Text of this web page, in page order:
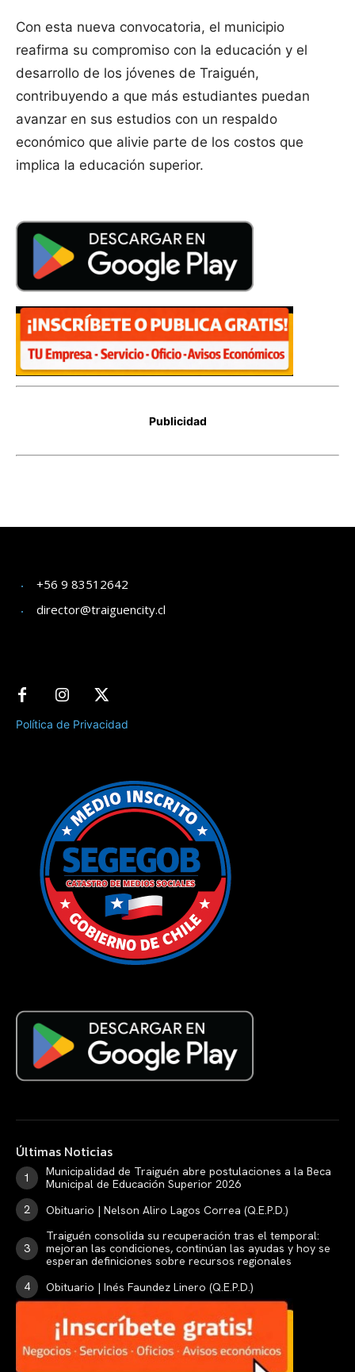
+56 9 83512642
director@traiguencity.cl
Política de Privacidad
Últimas Noticias
Municipalidad de Traiguén abre postulaciones a la Beca
Municipal de Educación Superior 2026
Obituario | Nelson Aliro Lagos Correa (Q.E.P.D.)
Traiguén consolida su recuperación tras el temporal:
mejoran las condiciones, continúan las ayudas y hoy se
esperan definiciones sobre recursos regionales
Obituario | Inés Faundez Linero (Q.E.P.D.)